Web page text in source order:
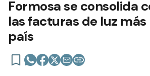
Formosa se consolida
las facturas de luz más
país